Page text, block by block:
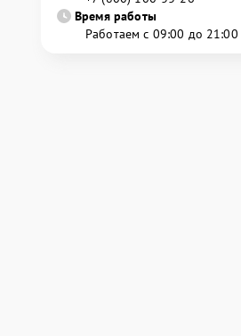
Время работы
Работаем с 09:00 до 21:00